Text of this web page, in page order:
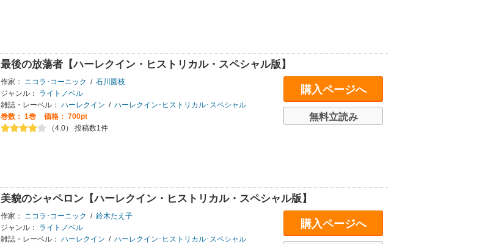
最後の放蕩者【ハーレクイン・ヒストリカル・スペシャル版】
作家： ニコラ･コーニック / 石川園枝
ジャンル：
ライトノベル
雑誌・レーベル： ハーレクイン / ハーレクイン･ヒストリカル･スペシャル
巻数： 1巻
価格： 700pt
（4.0） 投稿数1件
購入ページへ
無料立読み
美貌のシャペロン【ハーレクイン・ヒストリカル・スペシャル版】
作家： ニコラ･コーニック / 鈴木たえ子
ジャンル：
ライトノベル
雑誌・レーベル： ハーレクイン / ハーレクイン･ヒストリカル･スペシャル
購入ページへ